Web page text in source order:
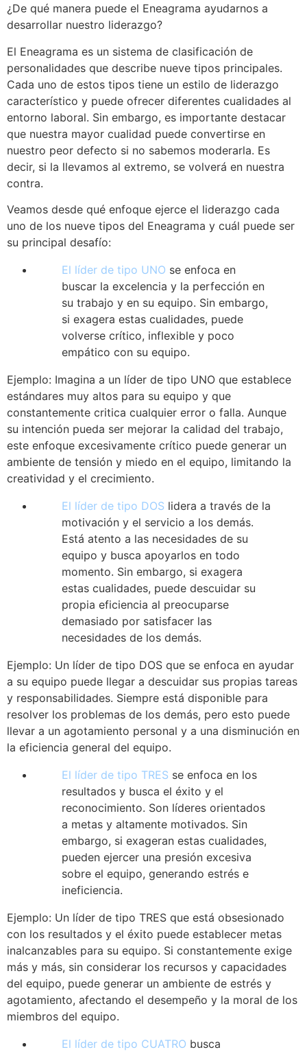
¿De qué manera puede el Eneagrama ayudarnos a
desarrollar nuestro liderazgo?
El Eneagrama es un sistema de clasificación de
personalidades que describe nueve tipos principales.
Cada uno de estos tipos tiene un estilo de liderazgo
característico y puede ofrecer diferentes cualidades al
entorno laboral. Sin embargo, es importante destacar
que nuestra mayor cualidad puede convertirse en
nuestro peor defecto si no sabemos moderarla. Es
decir, si la llevamos al extremo, se volverá en nuestra
contra.
Veamos desde qué enfoque ejerce el liderazgo cada
uno de los nueve tipos del Eneagrama y cuál puede ser
su principal desafío:
El líder de tipo UNO se enfoca en
buscar la excelencia y la perfección en
su trabajo y en su equipo. Sin embargo,
si exagera estas cualidades, puede
volverse crítico, inflexible y poco
empático con su equipo.
Ejemplo: Imagina a un líder de tipo UNO que establece
estándares muy altos para su equipo y que
constantemente critica cualquier error o falla. Aunque
su intención pueda ser mejorar la calidad del trabajo,
este enfoque excesivamente crítico puede generar un
ambiente de tensión y miedo en el equipo, limitando la
creatividad y el crecimiento.
El líder de tipo DOS lidera a través de la
motivación y el servicio a los demás.
Está atento a las necesidades de su
equipo y busca apoyarlos en todo
momento. Sin embargo, si exagera
estas cualidades, puede descuidar su
propia eficiencia al preocuparse
demasiado por satisfacer las
necesidades de los demás.
Ejemplo: Un líder de tipo DOS que se enfoca en ayudar
a su equipo puede llegar a descuidar sus propias tareas
y responsabilidades. Siempre está disponible para
resolver los problemas de los demás, pero esto puede
llevar a un agotamiento personal y a una disminución en
la eficiencia general del equipo.
El líder de tipo TRES se enfoca en los
resultados y busca el éxito y el
reconocimiento. Son líderes orientados
a metas y altamente motivados. Sin
embargo, si exageran estas cualidades,
pueden ejercer una presión excesiva
sobre el equipo, generando estrés e
ineficiencia.
Ejemplo: Un líder de tipo TRES que está obsesionado
con los resultados y el éxito puede establecer metas
inalcanzables para su equipo. Si constantemente exige
más y más, sin considerar los recursos y capacidades
del equipo, puede generar un ambiente de estrés y
agotamiento, afectando el desempeño y la moral de los
miembros del equipo.
El líder de tipo CUATRO busca